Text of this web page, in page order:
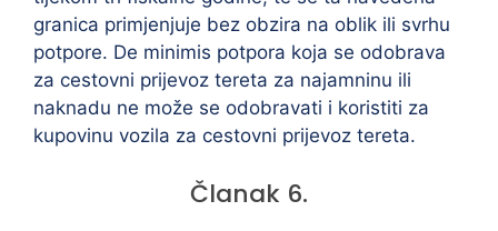
granica primjenjuje bez obzira na oblik ili svrhu
potpore. De minimis potpora koja se odobrava
za cestovni prijevoz tereta za najamninu ili
naknadu ne može se odobravati i koristiti za
kupovinu vozila za cestovni prijevoz tereta.
Članak 6.